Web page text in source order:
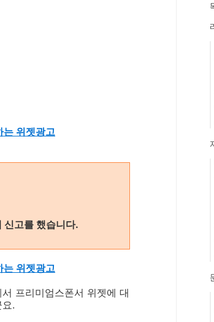
위젯광고
신고를 했습니다.
위젯광고
프리미엄스폰서 위젯에 대
.